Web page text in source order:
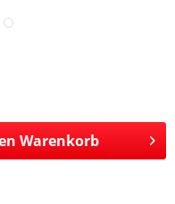
Warenkorb